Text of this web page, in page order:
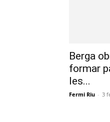
Berga
formar
les...
Fermi Riu - 3